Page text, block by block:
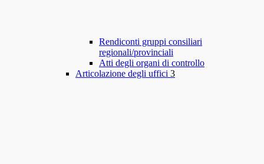
Rendiconti gruppi consiliari
regionali/provinciali
Atti degli organi di controllo
Articolazione degli uffici 3